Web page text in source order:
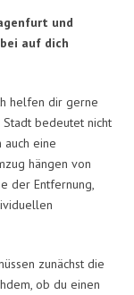
und
auf dich
helfen dir gerne
bedeutet nicht
auch eine
hängen von
der Entfernung,
zunächst die
ob du einen